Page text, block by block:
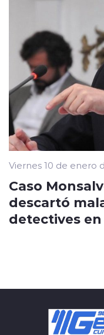
Viernes 10 de enero
Caso
descartó
detectives